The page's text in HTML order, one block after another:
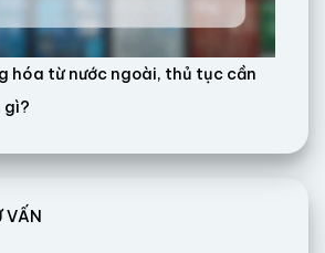
hóa từ nước ngoài, thủ tục cần
gì?
VẤN